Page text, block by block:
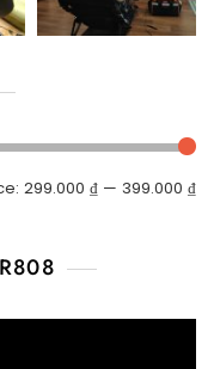
299.000 ₫ — 399.000 ₫